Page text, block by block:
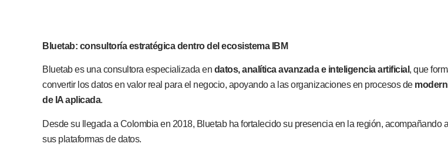
Bluetab: consultoría estratégica dentro del ecosistema IBM
Bluetab es una consultora especializada en datos, analítica avanzada e inteligencia artificial , que
convertir los datos en valor real para el negocio, apoyando a las organizaciones en procesos de
de IA aplicada.
Desde su llegada a Colombia en 2018, Bluetab ha fortalecido su presencia en la región,
sus plataformas de datos.